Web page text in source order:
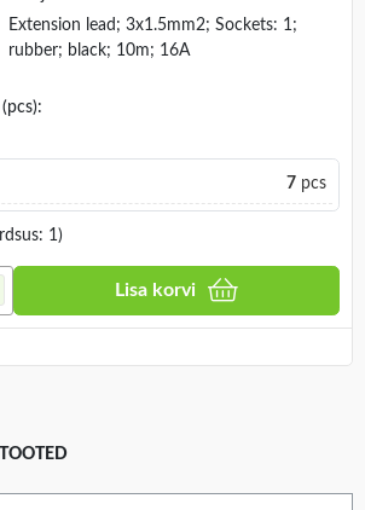
Extension lead; 3x1.5mm2; Sockets: 1;
rubber; black; 10m; 16A
7 pcs
1)
Lisa korvi